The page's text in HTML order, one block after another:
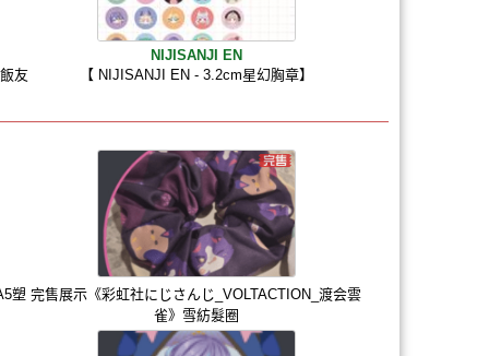
友
NIJISANJI EN
【 NIJISANJI EN - 3.2cm星幻胸章】
塑 完售展示《彩虹社にじさんじ_VOLTACTION_渡会雲
雀》雪紡髮圈